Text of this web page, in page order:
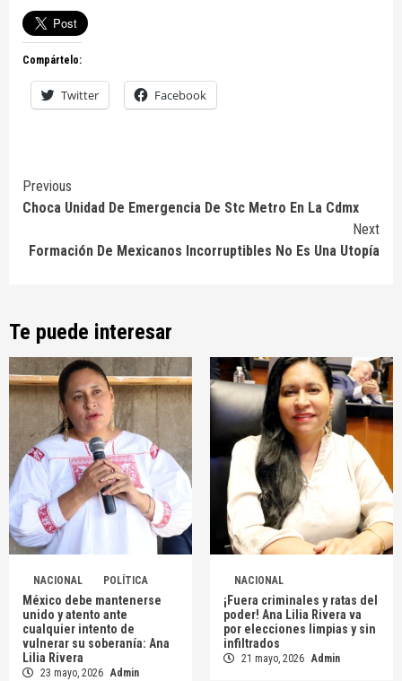
Compártelo:
Twitter Facebook
Continue
Reading
Previous
Choca Unidad De Emergencia De Stc Metro En La Cdmx
Next
Formación De Mexicanos Incorruptibles No Es Una Utopía
Te puede interesar
NACIONAL POLÍTICA
México debe mantenerse
unido y atento ante
cualquier intento de
vulnerar su soberanía: Ana
Lilia Rivera
23 mayo, 2026 Admin
NACIONAL
¡Fuera criminales y ratas del
poder! Ana Lilia Rivera va
por elecciones limpias y sin
infiltrados
21 mayo, 2026 Admin